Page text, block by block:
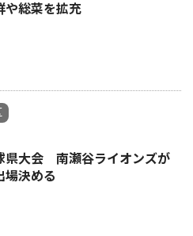
総菜を拡充
県大会 南瀬谷ライオンズが
決める